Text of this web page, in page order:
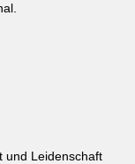
und Leidenschaft